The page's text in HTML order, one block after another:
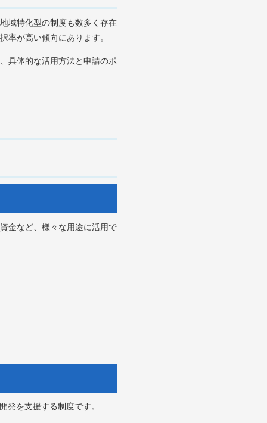
域特化型の制度も数多く存在
率が高い傾向にあります。
具体的な活用方法と申請のポ
金など、様々な用途に活用で
発を支援する制度です。